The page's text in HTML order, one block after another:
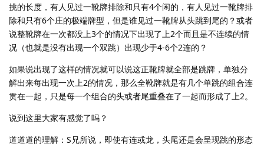
挑的长度，有人见过一靴牌排除和只有4个闲的，有人见过一靴牌排
除和只有6个庄的极端牌型，但是谁见过一靴牌从头跳到尾的？或者
说整靴牌在一次都没上3个的情况下出现了上2个而且是不连续的情
况（也就是没有出现一个双跳）出现少于4-6个2连的？
如果说出现了这样的情况就可以说这正靴牌就全部是跳牌，单独分
解出来每出现一次上2的情况，那么全靴牌就是有几个单跳的组合连
贯在一起，只是每一个组合的头或者尾重叠在了一起而形成了上2。
说到这里大家有感觉了吗？
道道道的理解：S兄所说，即使有连或龙，头尾还是会呈现跳的形态